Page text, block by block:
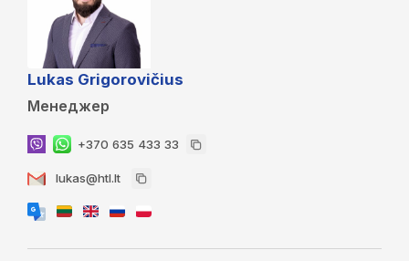
Lukas Grigorovičius
Менеджер
+370 635 433 33
lukas@htl.lt